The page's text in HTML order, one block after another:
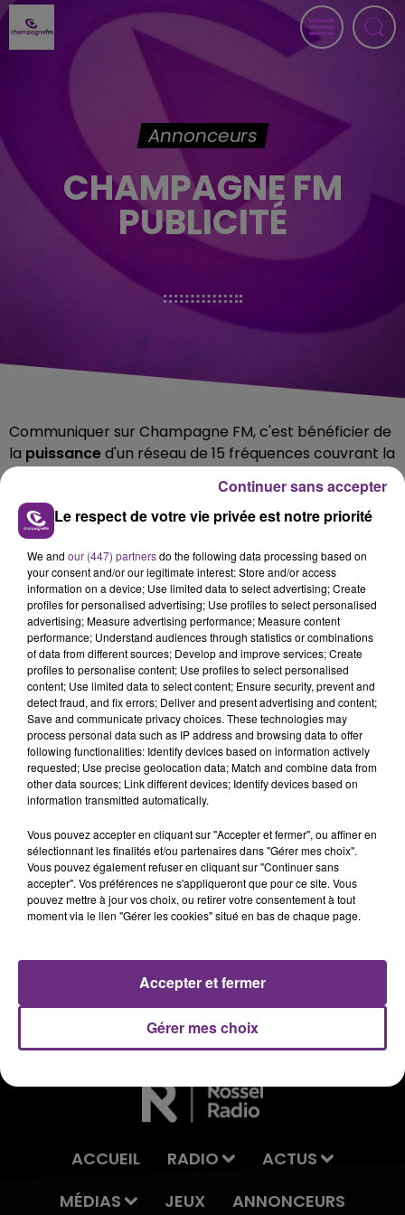
Annonceurs
CHAMPAGNE FM
PUBLICITÉ
Communiquer sur Champagne FM, c'est bénéficier de
la puissanced'un réseau de 15 fréquences couvrant la
Champagne-Ardenne et le sud de l'Aisne. De plus,
choisir Champagne FM c'est s'engager aux côtés de la
radio leaderdans la région.
Pour plus d'informations contactez nos équipes :
publicite@champagnefm.com
- Julien : 06 76 95 01 92
Chef de publicité radios Zone Reims
- Charlène : 07 63 58 72 08
Cheffe de publicité radios Zones Epernay - Reims Sud
- Patricia : 07 63 58 72 10
Cheffe de publicité radios Zones Châlons-en-
Champagne / Sainte Menehould
Chef de publicité radios Zones Troyes / Romilly
/ Vitry-le-François / Saint-Dizier
- Emmanuelle : 07 63 58 72 16
- Olivier : 07 63 58 72 11
Chef de publicité radios Zones Sedan / Charleville /
ACCUEIL RADIO
ACTUS
MÉDIAS
JEUX ANNONCEURS
Le respect de votre vie privée est notre priorité
We and our (447) partnersdo the following data processing based on
your consent and/or our legitimate interest: Store and/or access
information on a device; Use limited data to select advertising; Create
profiles for personalised advertising; Use profiles to select personalised
advertising; Measure advertising performance; Measure content
performance; Understand audiences through statistics or combinations
of data from different sources; Develop and improve services; Create
profiles to personalise content; Use profiles to select personalised
content; Use limited data to select content; Ensure security, prevent and
detect fraud, and fix errors; Deliver and present advertising and content;
Save and communicate privacy choices. These technologies may
process personal data such as IP address and browsing data to offer
following functionalities: Identify devices based on information actively
requested; Use precise geolocation data; Match and combine data from
other data sources; Link different devices; Identify devices based on
information transmitted automatically.
Vous pouvez accepter en cliquant sur "Accepter et fermer", ou affiner en
sélectionnant les finalités et/ou partenaires dans "Gérer mes choix".
Vous pouvez également refuser en cliquant sur "Continuer sans
accepter". Vos préférences ne s'appliqueront que pour ce site. Vous
pouvez mettre à jour vos choix, ou retirer votre consentement à tout
moment via le lien "Gérer les cookies" situé en bas de chaque page.
Gérer mes choix
Accepter et fermer
Continuer sans accepter